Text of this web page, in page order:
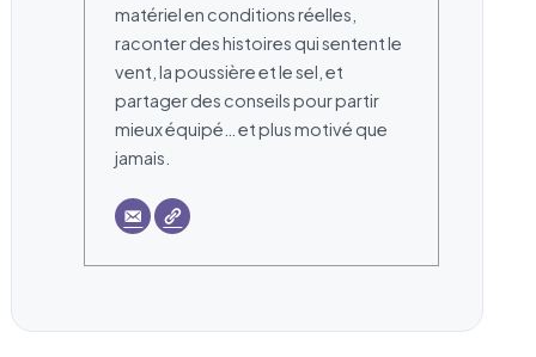
matériel en conditions réelles,
raconter des histoires qui sentent le
vent, la poussière et le sel, et
partager des conseils pour partir
mieux équipé… et plus motivé que
jamais.